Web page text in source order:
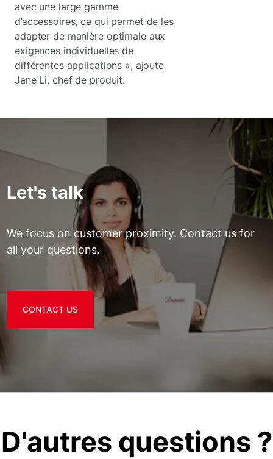
avec une large gamme
d’accessoires, ce qui permet de les
adapter de manière optimale aux
exigences individuelles de
différentes applications », ajoute
Jane Li, chef de produit.
Let's talk
We focus on customer proximity. Contact us for
all your questions.
CONTACT US
D'autres questions ?